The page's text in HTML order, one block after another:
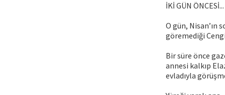
İKİ GÜN
O gün, Nisan’ın
göremediği
Bir süre önce
annesi kalkıp
evladıyla